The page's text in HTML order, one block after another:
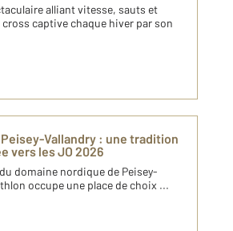
alliant vitesse, sauts et
captive chaque hiver par son
Vallandry : une tradition
vers les JO 2026
domaine nordique de Peisey-
occupe une place de choix ...